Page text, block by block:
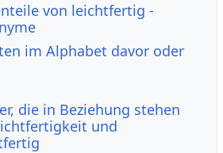
von leichtfertig -
im Alphabet davor oder
die in Beziehung stehen
und